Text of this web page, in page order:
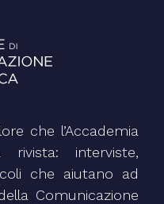
che l’Accademia
interviste,
che aiutano ad
Comunicazione